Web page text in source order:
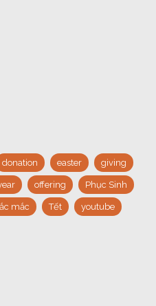
donation easter giving
offering Phục Sinh
mắc Tết youtube